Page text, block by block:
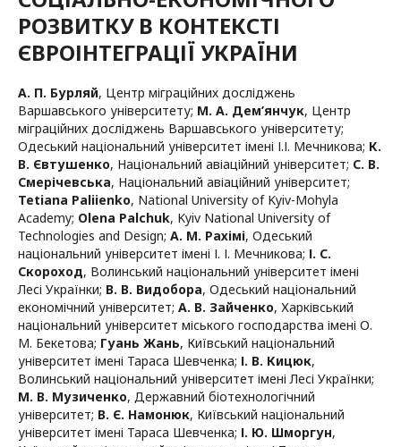
РОЗВИТКУ В КОНТЕКСТІ
ЄВРОІНТЕГРАЦІЇ УКРАЇНИ
А. П. Бурляй, Центр міграційних досліджень
Варшавського університету; М. А. Дем’янчук, Центр
міграційних досліджень Варшавського університету;
Одеський національний університет імені І.І. Мечникова; К.
В. Євтушенко, Національний авіаційний університет; С. В.
Смерічевська, Національний авіаційний університет;
Tetiana Paliienko, National University of Kyiv-Mohyla
Academy; Olena Palchuk, Kyiv National University of
Technologies and Design; А. М. Рахімі, Одеський
національний університет імені І. І. Мечникова; І. С.
Скороход, Волинський національний університет імені
Лесі Українки; В. В. Видобора, Одеський національний
економічний університет; А. В. Зайченко, Харківський
національний університет міського господарства імені О.
М. Бекетова; Гуань Жань, Київський національний
університет імені Тараса Шевченка; І. В. Кицюк,
Волинський національний університет імені Лесі Українки;
М. В. Музиченко, Державний біотехнологічний
університет; В. Є. Намонюк, Київський національний
університет імені Тараса Шевченка; І. Ю. Шморгун,